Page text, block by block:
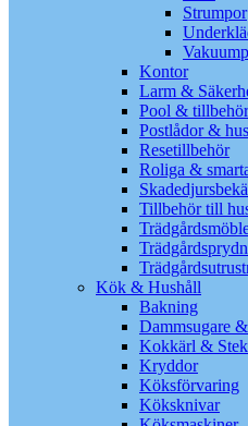
Strumpor
Kontor
Larm &
Pool & tillbehör
Postlådor &
Resetillbehör
Roliga &
Tillbehör till
Kök & Hushåll
Bakning
Dammsugare
Kokkärl &
Kryddor
Köksförvaring
Köksknivar